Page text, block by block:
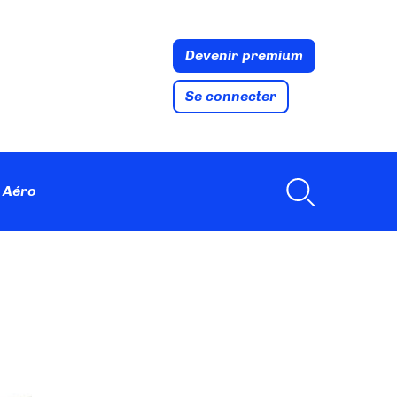
Devenir premium
Se connecter